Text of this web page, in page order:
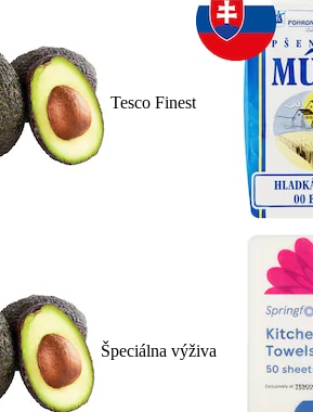
Tesco Finest
Špeciálna výživa